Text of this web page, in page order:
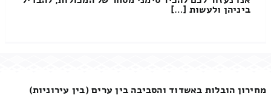
ביניהן ולעשות […]
מחירון הובלות באשדוד והסביבה בין ערים (בין עירוניות)